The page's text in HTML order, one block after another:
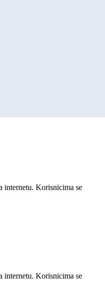
internetu. Korisnicima se
internetu. Korisnicima se